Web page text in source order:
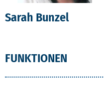
Sarah Bunzel
FUNKTIONEN